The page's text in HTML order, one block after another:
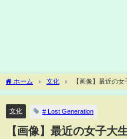
ホーム 文化
【画像】最近の
ｗｗｗ
文化 # Lost Generation
【画像】最近の女子大